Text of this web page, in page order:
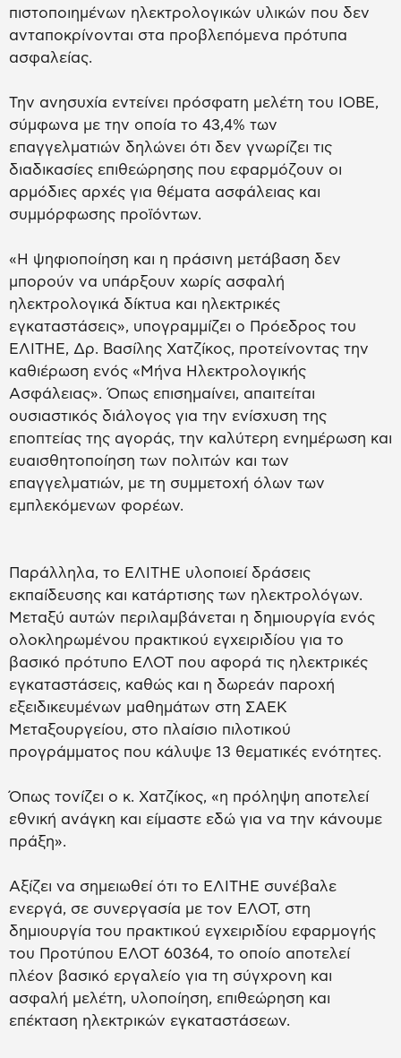
πιστοποιημένων ηλεκτρολογικών υλικών που δεν
ανταποκρίνονται στα προβλεπόμενα πρότυπα
ασφαλείας.
Την ανησυχία εντείνει πρόσφατη μελέτη του ΙΟΒΕ,
σύμφωνα με την οποία το 43,4% των
επαγγελματιών δηλώνει ότι δεν γνωρίζει τις
διαδικασίες επιθεώρησης που εφαρμόζουν οι
αρμόδιες αρχές για θέματα ασφάλειας και
συμμόρφωσης προϊόντων.
«Η ψηφιοποίηση και η πράσινη μετάβαση δεν
μπορούν να υπάρξουν χωρίς ασφαλή
ηλεκτρολογικά δίκτυα και ηλεκτρικές
εγκαταστάσεις», υπογραμμίζει ο Πρόεδρος του
ΕΛΙΤΗΕ, Δρ. Βασίλης Χατζίκος, προτείνοντας την
καθιέρωση ενός «Μήνα Ηλεκτρολογικής
Ασφάλειας». Όπως επισημαίνει, απαιτείται
ουσιαστικός διάλογος για την ενίσχυση της
εποπτείας της αγοράς, την καλύτερη ενημέρωση και
ευαισθητοποίηση των πολιτών και των
επαγγελματιών, με τη συμμετοχή όλων των
εμπλεκόμενων φορέων.
Παράλληλα, το ΕΛΙΤΗΕ υλοποιεί δράσεις
εκπαίδευσης και κατάρτισης των ηλεκτρολόγων.
Μεταξύ αυτών περιλαμβάνεται η δημιουργία ενός
ολοκληρωμένου πρακτικού εγχειριδίου για το
βασικό πρότυπο ΕΛΟΤ που αφορά τις ηλεκτρικές
εγκαταστάσεις, καθώς και η δωρεάν παροχή
εξειδικευμένων μαθημάτων στη ΣΑΕΚ
Μεταξουργείου, στο πλαίσιο πιλοτικού
προγράμματος που κάλυψε 13 θεματικές ενότητες.
Όπως τονίζει ο κ. Χατζίκος, «η πρόληψη αποτελεί
εθνική ανάγκη και είμαστε εδώ για να την κάνουμε
πράξη».
Αξίζει να σημειωθεί ότι το ΕΛΙΤΗΕ συνέβαλε
ενεργά, σε συνεργασία με τον ΕΛΟΤ, στη
δημιουργία του πρακτικού εγχειριδίου εφαρμογής
του Προτύπου ΕΛΟΤ 60364, το οποίο αποτελεί
πλέον βασικό εργαλείο για τη σύγχρονη και
ασφαλή μελέτη, υλοποίηση, επιθεώρηση και
επέκταση ηλεκτρικών εγκαταστάσεων.